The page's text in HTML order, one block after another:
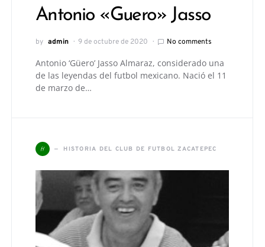
Antonio «Guero» Jasso
by admin 9 de octubre de 2020 No comments
Antonio ‘Güero’ Jasso Almaraz, considerado una
de las leyendas del futbol mexicano. Nació el 11
de marzo de…
H HISTORIA DEL CLUB DE FUTBOL ZACATEPEC